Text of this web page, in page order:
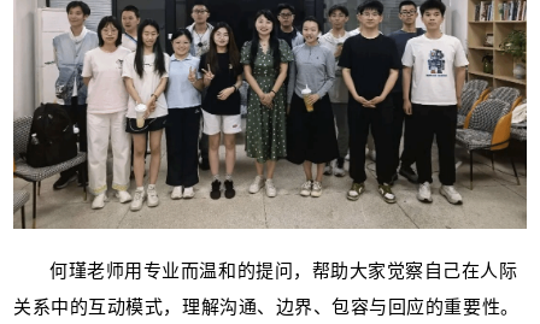
何瑾老师用专业而温和的提问，帮助大家觉察自己在人际
关系中的互动模式，理解沟通、边界、包容与回应的重要性。